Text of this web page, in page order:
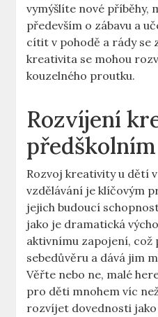
vymýšlíte nové příběhy,
především o zábavu a
cítit v pohodě a rády se
kreativita se mohou
kouzelného proutku.
Rozvíjení
Rozvoj kreativity u dětí
vzdělávání je klíčovým
jejich budoucí
jako je dramatická
aktivnímu zapojení,
sebedůvěru a dává jim
Věřte nebo ne, malé
pro děti mnohem víc
rozvíjet dovednosti